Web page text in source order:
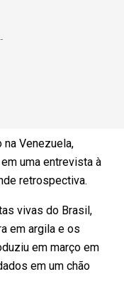
na Venezuela,
uma entrevista à
retrospectiva.
vivas do Brasil,
em argila e os
em março em
em um chão